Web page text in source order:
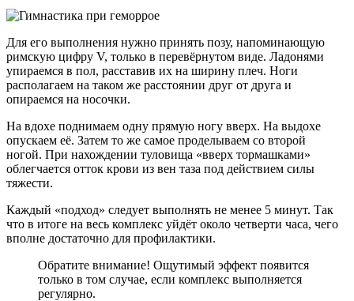
Для его выполнения нужно принять позу, напоминающую
римскую цифру V, только в перевёрнутом виде. Ладонями
упираемся в пол, расставив их на ширину плеч. Ноги
располагаем на таком же расстоянии друг от друга и
опираемся на носочки.
На вдохе поднимаем одну прямую ногу вверх. На выдохе
опускаем её. Затем то же самое проделываем со второй
ногой. При нахождении туловища «вверх тормашками»
облегчается отток крови из вен таза под действием силы
тяжести.
Каждый «подход» следует выполнять не менее 5 минут. Так
что в итоге на весь комплекс уйдёт около четверти часа, чего
вполне достаточно для профилактики.
Обратите внимание! Ощутимый эффект появится
только в том случае, если комплекс выполняется
регулярно.